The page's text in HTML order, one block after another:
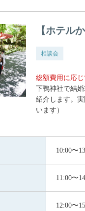
【ホテル
相談会
総額費用に応
下鴨神社で結
紹介します。
います）
10:00〜
11:00〜
12:00〜